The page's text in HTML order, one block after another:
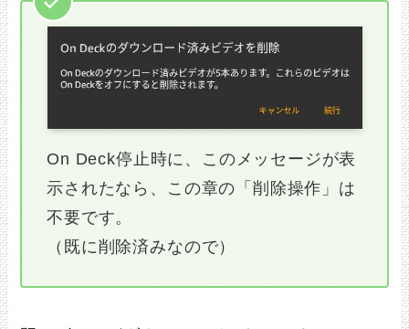
On Deck停止時に、このメッセージが表
示されたなら、この章の「削除操作」は
不要です。
（既に削除済みなので）